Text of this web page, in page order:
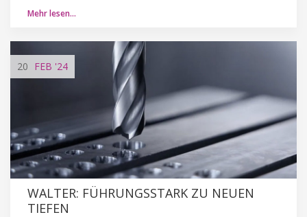
Mehr lesen…
20 FEB '24
WALTER: FÜHRUNGSSTARK ZU NEUEN
TIEFEN